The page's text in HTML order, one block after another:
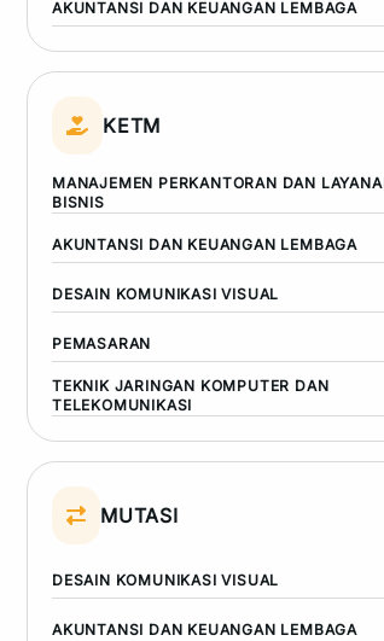
AKUNTANSI DAN KEUANGAN LEMBAGA
KETM
MANAJEMEN PERKANTORAN DAN
BISNIS
AKUNTANSI DAN KEUANGAN LEMBAGA
DESAIN KOMUNIKASI VISUAL
PEMASARAN
TEKNIK JARINGAN KOMPUTER DAN
TELEKOMUNIKASI
MUTASI
DESAIN KOMUNIKASI VISUAL
AKUNTANSI DAN KEUANGAN LEMBAGA